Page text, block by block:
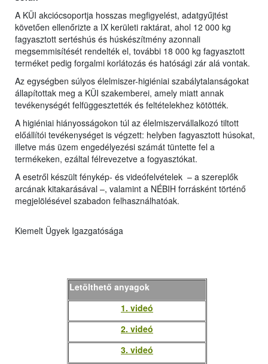
A KÜI akciócsoportja hosszas megfigyelést, adatgyűjtést
követően ellenőrizte a IX kerületi raktárat, ahol 12 000 kg
fagyasztott sertéshús és húskészítmény azonnali
megsemmisítését rendelték el, további 18 000 kg fagyasztott
terméket pedig forgalmi korlátozás és hatósági zár alá vontak.
Az egységben súlyos élelmiszer-higiéniai szabálytalanságokat
állapítottak meg a KÜI szakemberei, amely miatt annak
tevékenységét felfüggesztették és feltételekhez kötötték.
A higiéniai hiányosságokon túl az élelmiszervállalkozó tiltott
előállítói tevékenységet is végzett: helyben fagyasztott húsokat,
illetve más üzem engedélyezési számát tüntette fel a
termékeken, ezáltal félrevezetve a fogyasztókat.
A esetről készült fénykép- és videófelvételek – a szereplők
arcának kitakarásával –, valamint a NÉBIH forrásként történő
megjelölésével szabadon felhasználhatóak.
Kiemelt Ügyek Igazgatósága
Letölthető anyagok
1. videó
2. videó
3. videó